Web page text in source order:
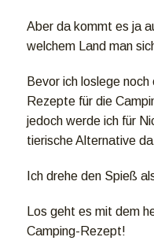
Aber da kommt es ja
welchem Land man
Bevor ich loslege
Rezepte für die
jedoch werde ich für
tierische Alternative
Ich drehe den Spieß
Los geht es mit dem
Camping-Rezept!